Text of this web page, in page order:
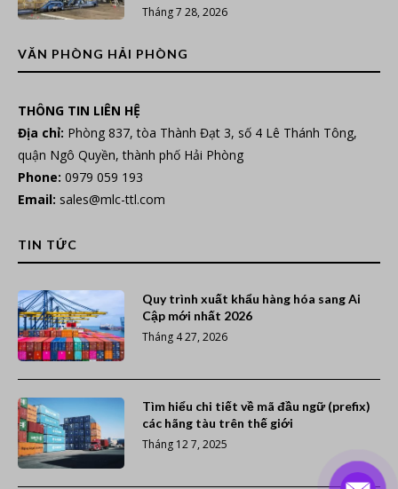
Tháng 7 28, 2026
VĂN PHÒNG HẢI PHÒNG
THÔNG TIN LIÊN HỆ
Địa chỉ: Phòng 837, tòa Thành Đạt 3, số 4 Lê Thánh Tông,
quận Ngô Quyền, thành phố Hải Phòng
Phone: 0979 059 193
Email: sales@mlc-ttl.com
TIN TỨC
Quy trình xuất khẩu hàng hóa sang Ai
Cập mới nhất 2026
Tháng 4 27, 2026
Tìm hiểu chi tiết về mã đầu ngữ (prefix)
các hãng tàu trên thế giới
Tháng 12 7, 2025